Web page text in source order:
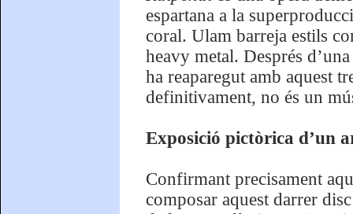
espartana a la
coral. Ulam barreja estils
heavy metal. Després
ha reaparegut amb aquest
definitivament, no és un
Exposició pictòrica d’un
Confirmant precisament
composar aquest darrer